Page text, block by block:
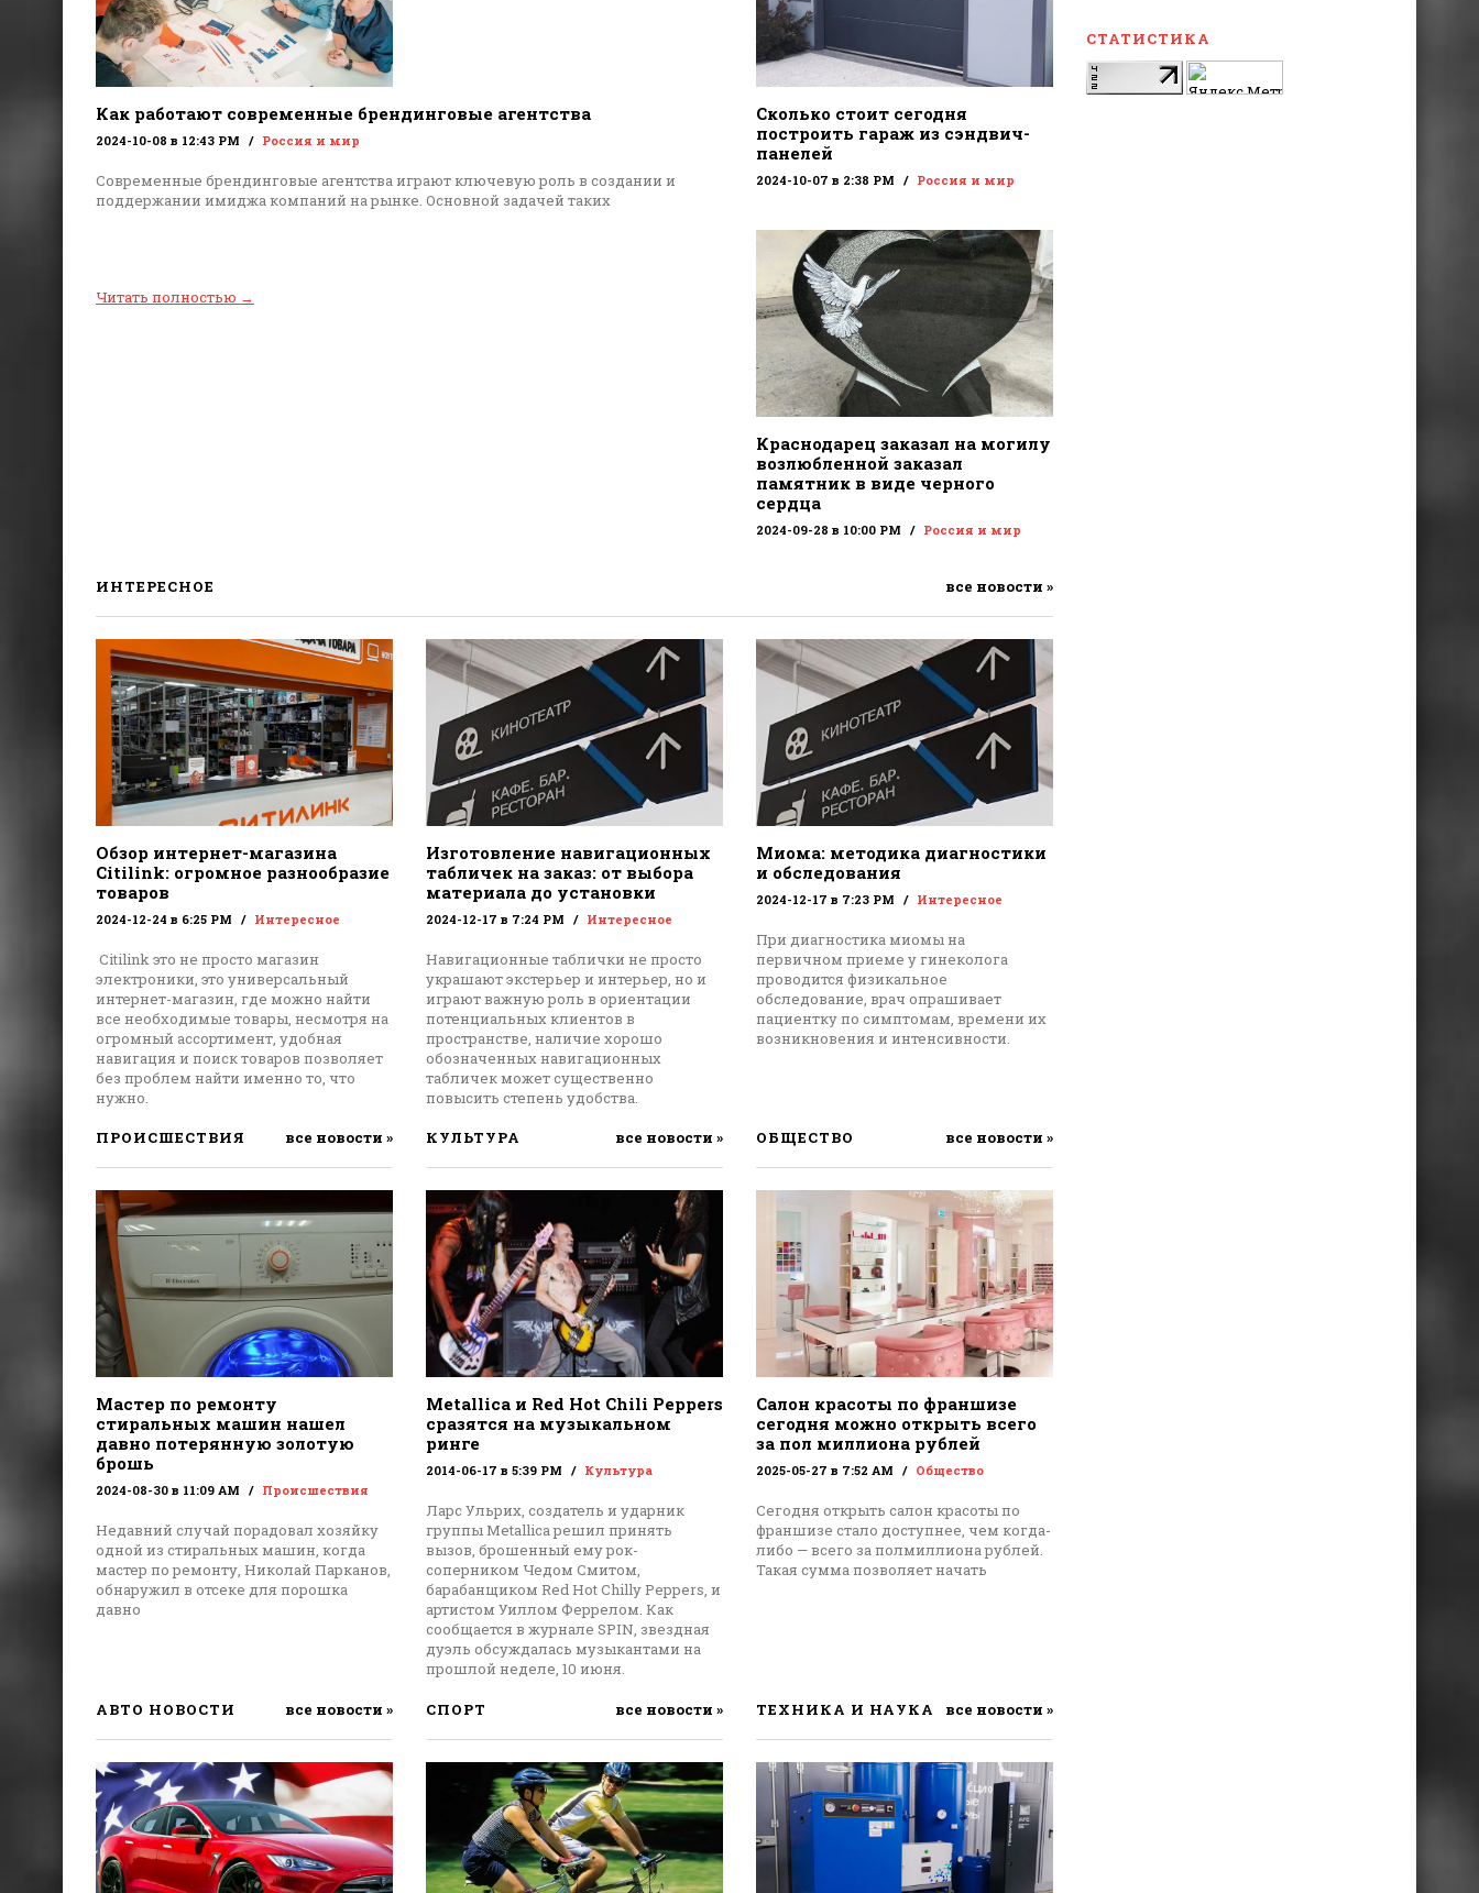
Как работают современные брендинговые агентства
2024-10-08 в 12:43 PM Россия и мир
Современные брендинговые агентства играют ключевую роль в создании и
поддержании имиджа компаний на рынке. Основной задачей таких
Читать полностью →
Сколько стоит сегодня
построить гараж из сэндвич-
панелей
2024-10-07 в 2:38 PM Россия и мир
Краснодарец заказал на могилу
возлюбленной заказал
памятник в виде черного
сердца
2024-09-28 в 10:00 PM Россия и мир
ИНТЕРЕСНОЕ все новости »
Обзор интернет-магазина
Citilink: огромное разнообразие
товаров
2024-12-24 в 6:25 PM Интересное
Citilink это не просто магазин
электроники, это универсальный
интернет-магазин, где можно найти
все необходимые товары, несмотря на
огромный ассортимент, удобная
навигация и поиск товаров позволяет
без проблем найти именно то, что
нужно.
Изготовление навигационных
табличек на заказ: от выбора
материала до установки
2024-12-17 в 7:24 PM Интересное
Навигационные таблички не просто
украшают экстерьер и интерьер, но и
играют важную роль в ориентации
потенциальных клиентов в
пространстве, наличие хорошо
обозначенных навигационных
табличек может существенно
повысить степень удобства.
Миома: методика диагностики
и обследования
2024-12-17 в 7:23 PM Интересное
При диагностика миомы на
первичном приеме у гинеколога
проводится физикальное
обследование, врач опрашивает
пациентку по симптомам, времени их
возникновения и интенсивности.
ПРОИСШЕСТВИЯ все новости »
Мастер по ремонту
стиральных машин нашел
давно потерянную золотую
брошь
2024-08-30 в 11:09 AM Происшествия
Недавний случай порадовал хозяйку
одной из стиральных машин, когда
мастер по ремонту, Николай Парканов,
обнаружил в отсеке для порошка
давно
КУЛЬТУРА все новости »
Metallica и Red Hot Chili Peppers
сразятся на музыкальном
ринге
2014-06-17 в 5:39 PM Культура
Ларс Ульрих, создатель и ударник
группы Metallica решил принять
вызов, брошенный ему рок-
соперником Чедом Смитом,
барабанщиком Red Hot Chilly Peppers, и
артистом Уиллом Феррелом. Как
сообщается в журнале SPIN, звездная
дуэль обсуждалась музыкантами на
прошлой неделе, 10 июня.
ОБЩЕСТВО все новости »
Салон красоты по франшизе
сегодня можно открыть всего
за пол миллиона рублей
2025-05-27 в 7:52 AM Общество
Сегодня открыть салон красоты по
франшизе стало доступнее, чем когда-
либо — всего за полмиллиона рублей.
Такая сумма позволяет начать
АВТО НОВОСТИ все новости » СПОРТ все новости » ТЕХНИКА И НАУКА все новости »
СТАТИСТИКА